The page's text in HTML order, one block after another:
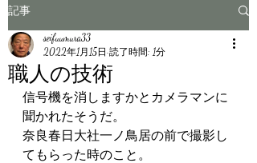
記事
職人の技術
seifuumura33
2022年1月15日 読了時間: 1分
信号機を消しますかとカメラマンに
聞かれたそうだ。
奈良春日大社一ノ鳥居の前で撮影し
てもらった時のこと。